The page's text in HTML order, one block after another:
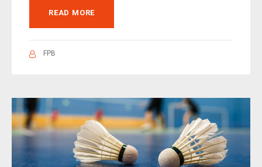
READ MORE
FPB